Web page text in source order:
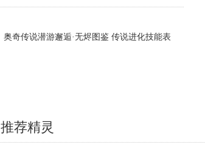
奥奇传说潜游邂逅·无烬图鉴 传说进化技能表
推荐精灵